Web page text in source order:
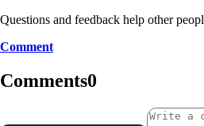
Questions and feedback help other
Comment
Comments0